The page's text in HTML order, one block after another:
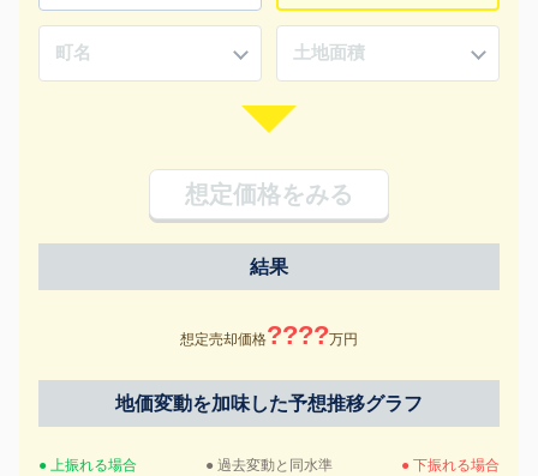
想定価格をみる
結果
想定売却価格????万円
地価変動を加味した予想推移グラフ
● 上振れる場合 ● 過去変動と同水準 ● 下振れる場合